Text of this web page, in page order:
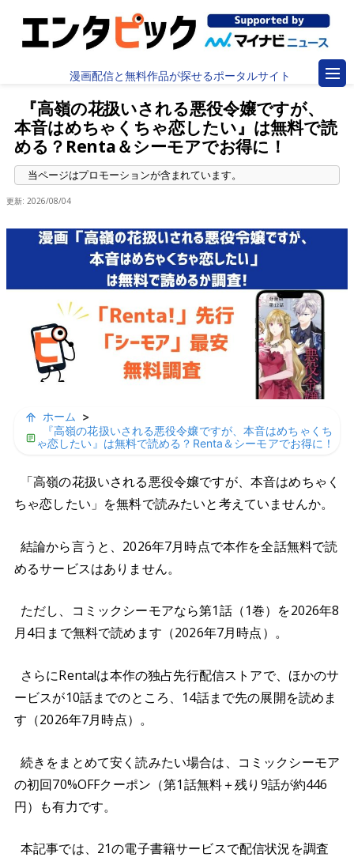
漫画配信と無料作品が探せるポータルサイト
『高嶺の花扱いされる悪役令嬢ですが、
本音はめちゃくちゃ恋したい』は無料で読
める？Renta＆シーモアでお得に！
更新: 2026/08/04
ホーム
>
『高嶺の花扱いされる悪役令嬢ですが、本音はめちゃくち
ゃ恋したい』は無料で読める？Renta＆シーモアでお得に！
「高嶺の花扱いされる悪役令嬢ですが、本音はめちゃく
ちゃ恋したい」を無料で読みたいと考えていませんか。
結論から言うと、2026年7月時点で本作を全話無料で読
めるサービスはありません。
ただし、コミックシーモアなら第1話（1巻）を2026年8
月4日まで無料で読めます（2026年7月時点）。
さらにRenta!は本作の独占先行配信ストアで、ほかのサ
ービスが10話までのところ、14話まで先の展開を読めま
す（2026年7月時点）。
続きをまとめて安く読みたい場合は、コミックシーモア
の初回70%OFFクーポン（第1話無料＋残り9話が約446
円）も有力です。
本記事では、21の電子書籍サービスで配信状況を調査